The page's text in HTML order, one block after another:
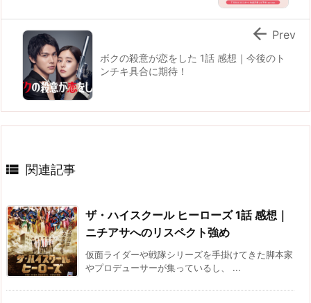
ボクの殺意が恋をした 1話 感想｜今後のト
ンチキ具合に期待！
 Prev
 関連記事
ザ・ハイスクール ヒーローズ 1話 感想｜
ニチアサへのリスペクト強め
仮面ライダーや戦隊シリーズを手掛けてきた脚本家
やプロデューサーが集っているし、 ...